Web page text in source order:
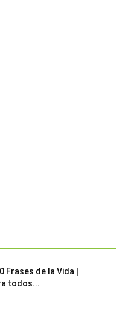
Frases de la Vida |
todos...